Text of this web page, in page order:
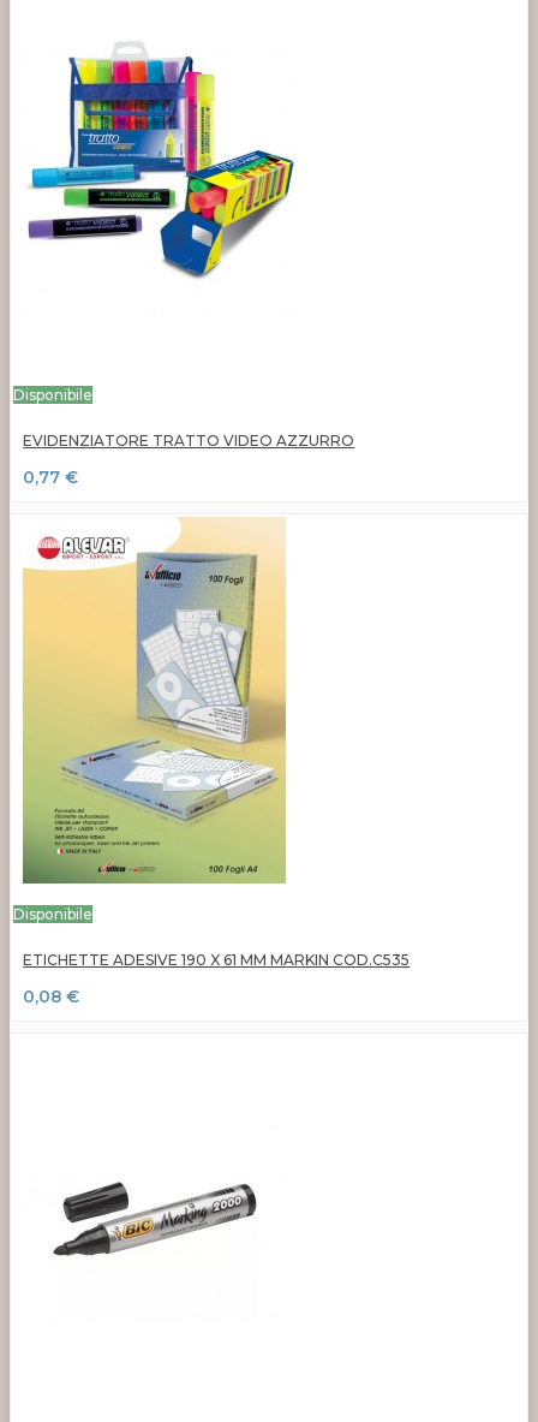
Disponibile
EVIDENZIATORE TRATTO VIDEO AZZURRO
0,77 €
Disponibile
ETICHETTE ADESIVE 190 X 61 MM MARKIN COD.C535
0,08 €